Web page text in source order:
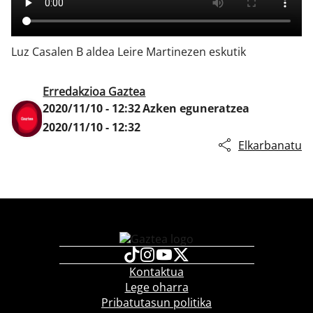
Klisk
Luz Casalen B aldea Leire Martinezen eskutik
Erredakzioa Gaztea
2020/11/10 - 12:32Azken eguneratzea
2020/11/10 - 12:32
Elkarbanatu
Kontaktua
Lege oharra
Pribatutasun politika